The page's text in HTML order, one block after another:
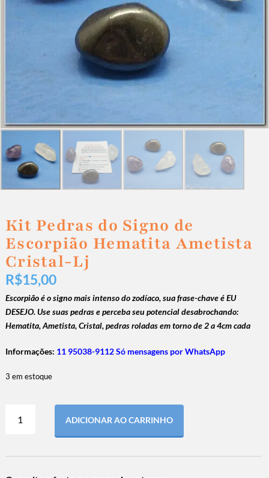
Kit Pedras do Signo de
Escorpião Hematita Ametista
Cristal-Lj
R$15,00
Escorpião é o signo mais intenso do zodíaco,sua frase-chave é EU
DESEJO. Use suas pedras e perceba seu potencial desabrochando:
Hematita, Ametista, Cristal, pedras roladas em torno de 2 a 4cm cada
Informações: 11 95038-9112 Só mensagens por WhatsApp
3 em estoque
ADICIONAR AO CARRINHO